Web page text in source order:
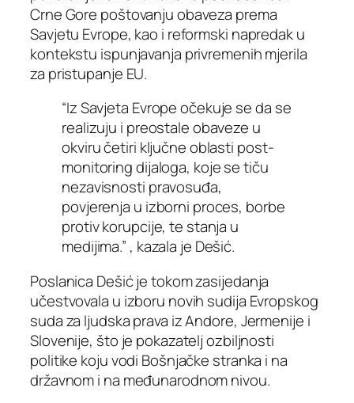
Crne Gore poštovanju obaveza prema
Savjetu Evrope, kao i reformski napredak u
kontekstu ispunjavanja privremenih mjerila
za pristupanje EU.
“Iz Savjeta Evrope očekuje se da se
realizuju i preostale obaveze u
okviru četiri ključne oblasti post-
monitoring dijaloga, koje se tiču
nezavisnosti pravosuđa,
povjerenja u izborni proces, borbe
protiv korupcije, te stanja u
medijima.” , kazala je Dešić.
Poslanica Dešić je tokom zasijedanja
učestvovala u izboru novih sudija Evropskog
suda za ljudska prava iz Andore, Jermenije i
Slovenije, što je pokazatelj ozbiljnosti
politike koju vodi Bošnjačke stranka i na
državnom i na međunarodnom nivou.